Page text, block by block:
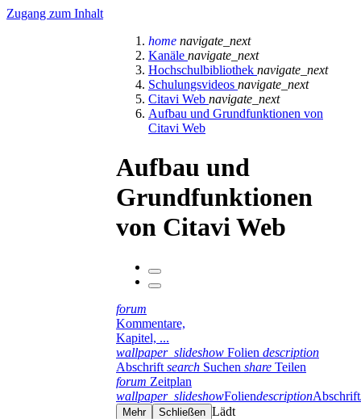
Zugang zum Inhalt
home navigate_next
Kanäle navigate_next
Hochschulbibliothek navigate_next
Schulungsvideos navigate_next
Citavi Web navigate_next
Aufbau und Grundfunktionen von
Citavi Web
Aufbau und
Grundfunktionen
von Citavi Web
forum
Kommentare,
Kapitel, ...
wallpaper_slideshow Folien description
Abschrift search Suchen share Teilen
forum Zeitplan
wallpaper_slideshowFoliendescriptionAbschrift
Mehr Schließen Lädt